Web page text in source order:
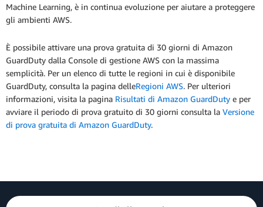
Machine Learning, è in continua evoluzione per aiutare a proteggere
gli ambienti AWS.
È possibile attivare una prova gratuita di 30 giorni di Amazon
GuardDuty dalla Console di gestione AWS con la massima
semplicità. Per un elenco di tutte le regioni in cui è disponibile
GuardDuty, consulta la pagina delleRegioni AWS. Per ulteriori
informazioni, visita la pagina Risultati di Amazon GuardDuty e per
avviare il periodo di prova gratuito di 30 giorni consulta la Versione
di prova gratuita di Amazon GuardDuty.